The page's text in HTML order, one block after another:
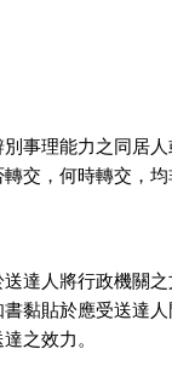
事理能力之同居
交，何時轉交，
達人將行政機關
黏貼於應受送達
之效力。